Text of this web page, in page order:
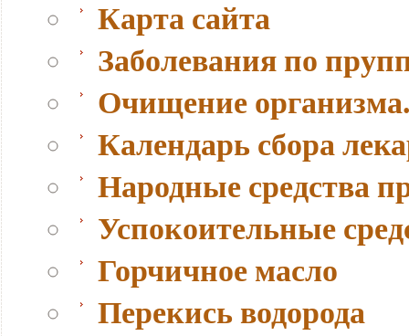
Карта сайта
Заболевания по
Очищение
Календарь сбора
Народные средства
Успокоительные
Горчичное масло
Перекись водорода